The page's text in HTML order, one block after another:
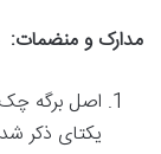
مدارک و منضمات:
اصل برگه
یکتای ذکر